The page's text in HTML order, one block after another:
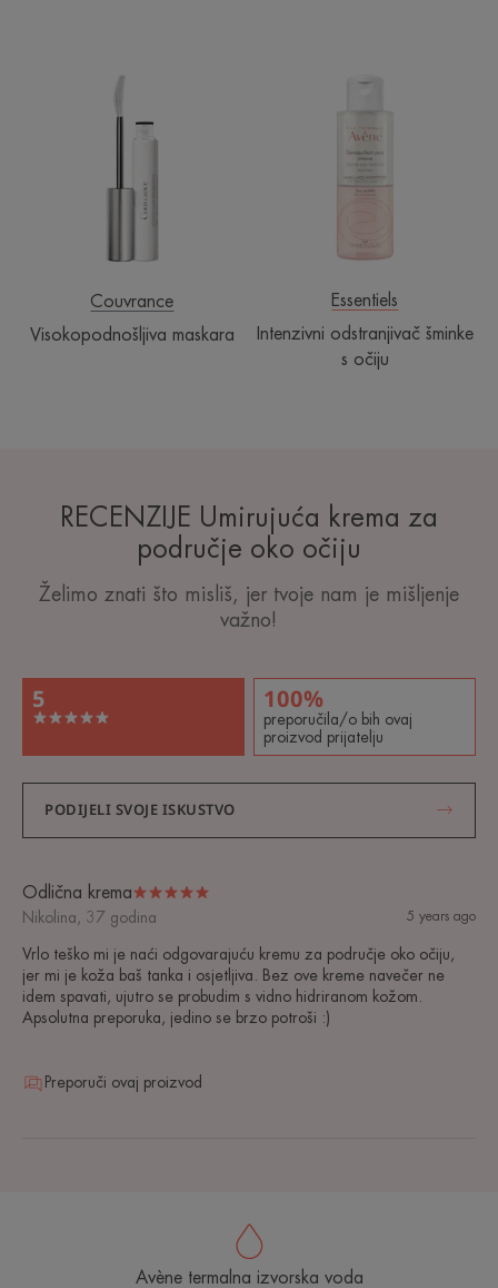
Couvrance
Visokopodnošljiva maskara
s
očiju
Essentiels
Intenzivni odstranjivač šminke
s očiju
RECENZIJE Umirujuća krema za
područje oko očiju
Želimo znati što misliš, jer tvoje nam je mišljenje
važno!
5 100%
preporučila/o bih ovaj
proizvod prijatelju
PODIJELI SVOJE ISKUSTVO
Odlična krema
Nikolina, 37 godina 5 years ago
Vrlo teško mi je naći odgovarajuću kremu za područje oko očiju,
jer mi je koža baš tanka i osjetljiva. Bez ove kreme navečer ne
idem spavati, ujutro se probudim s vidno hidriranom kožom.
Apsolutna preporuka, jedino se brzo potroši :)
Preporuči ovaj proizvod
Avène termalna izvorska voda